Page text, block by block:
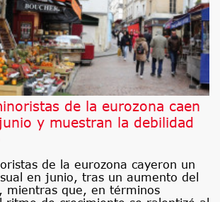
de la eurozona caen
y muestran la debilidad
de la eurozona cayeron un
en junio, tras un aumento del
mientras que, en términos